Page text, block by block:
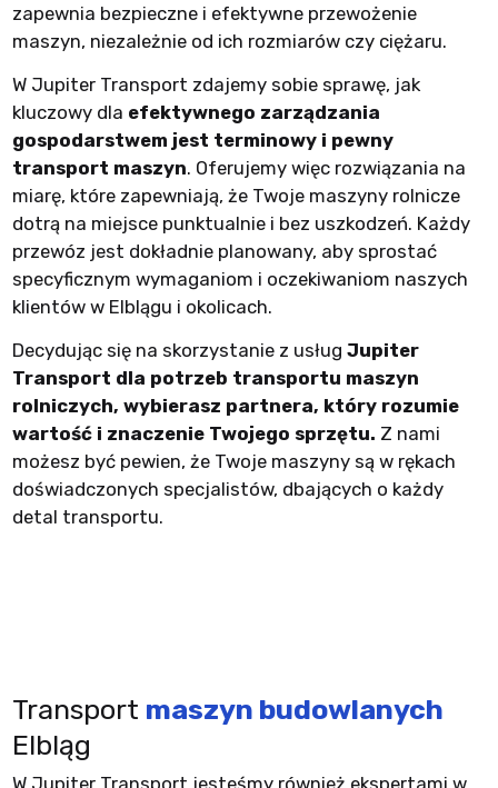
zapewnia bezpieczne i efektywne przewożenie
maszyn, niezależnie od ich rozmiarów czy ciężaru.
W Jupiter Transport zdajemy sobie sprawę, jak
kluczowy dla efektywnego zarządzania
gospodarstwem jest terminowy i pewny
transport maszyn. Oferujemy więc rozwiązania na
miarę, które zapewniają, że Twoje maszyny rolnicze
dotrą na miejsce punktualnie i bez uszkodzeń. Każdy
przewóz jest dokładnie planowany, aby sprostać
specyficznym wymaganiom i oczekiwaniom naszych
klientów w Elblągu i okolicach.
Decydując się na skorzystanie z usług Jupiter
Transport dla potrzeb transportu maszyn
rolniczych, wybierasz partnera, który rozumie
wartość i znaczenie Twojego sprzętu. Z nami
możesz być pewien, że Twoje maszyny są w rękach
doświadczonych specjalistów, dbających o każdy
detal transportu.
Transport maszyn budowlanych
Elbląg
W Jupiter Transport jesteśmy również ekspertami w